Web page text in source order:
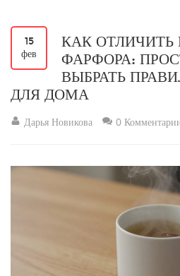
15
фев
КАК
ФАРФОРА:
ВЫБРАТЬ
ДЛЯ ДОМА
Дарья Новикова 0